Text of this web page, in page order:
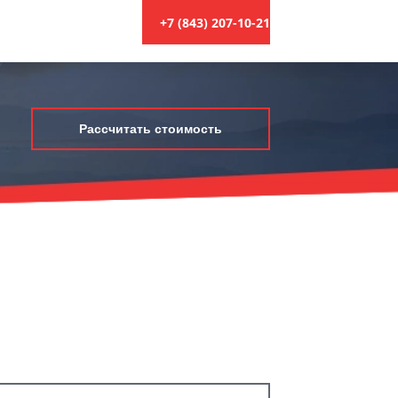
+7 (843) 207-10-21
Рассчитать стоимость